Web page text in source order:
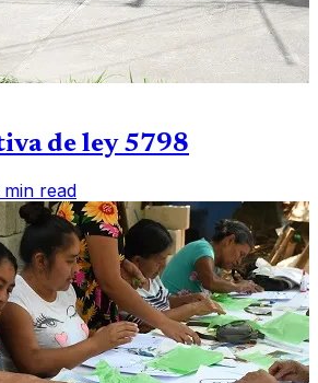
de ley 5798
min read